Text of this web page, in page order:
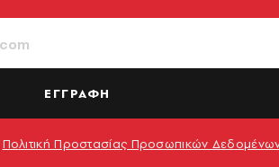
ΕΓΓΡΑΦΗ
Πολιτική Προστασίας Προσωπικών